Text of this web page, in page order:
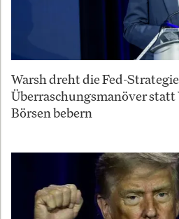
Warsh dreht die Fed-
Überraschungsmanöver statt
Börsen bebern